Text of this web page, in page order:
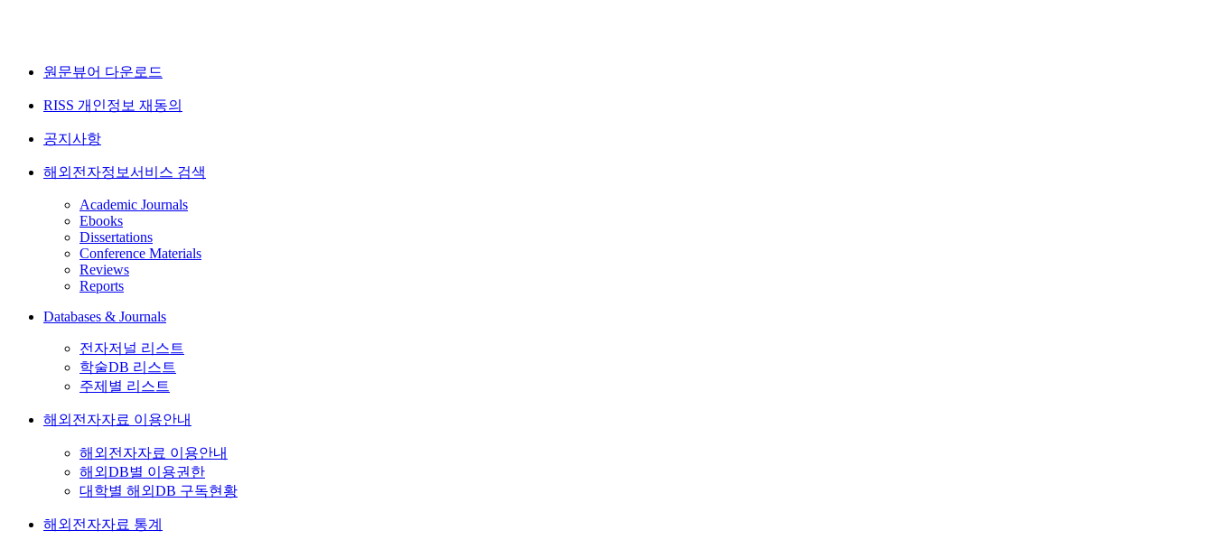
원문뷰어 다운로드
RISS 개인정보 재동의
공지사항
해외전자정보서비스 검색
Academic Journals
Ebooks
Dissertations
Conference Materials
Reviews
Reports
Databases & Journals
전자저널 리스트
학술DB 리스트
주제별 리스트
해외전자자료 이용안내
해외전자자료 이용안내
해외DB별 이용권한
대학별 해외DB 구독현황
해외전자자료 통계